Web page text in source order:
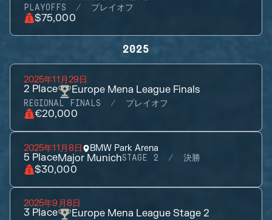
PLAYOFFS プレイオフ
$75,000
2025
2025年11月29日
2 Place Europe Mena League Finals
REGIONAL FINALS プレイオフ
€20,000
2025年11月8日 BMW Park Arena
5 PlaceMajor MunichSTAGE 2 決勝
$30,000
2025年9月8日
3 Place Europe Mena League Stage 2